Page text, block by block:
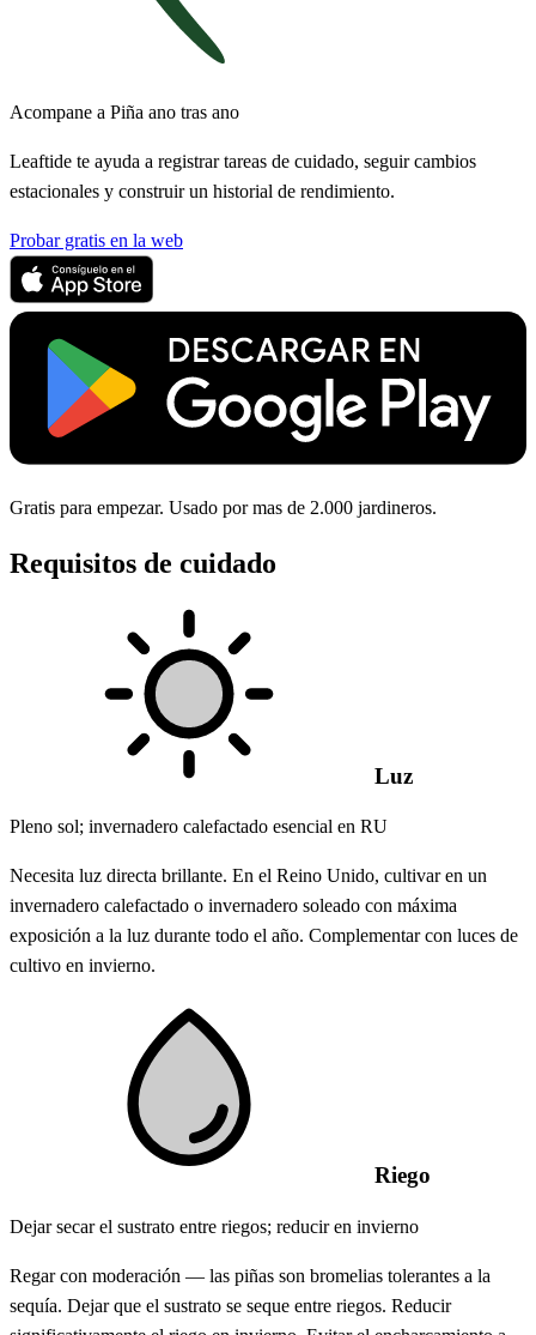
Acompane a Piña ano tras ano
Leaftide te ayuda a registrar tareas de cuidado, seguir cambios
estacionales y construir un historial de rendimiento.
Probar gratis en la web
Gratis para empezar. Usado por mas de 2.000 jardineros.
Requisitos de cuidado
Luz
Pleno sol; invernadero calefactado esencial en RU
Necesita luz directa brillante. En el Reino Unido, cultivar en un
invernadero calefactado o invernadero soleado con máxima
exposición a la luz durante todo el año. Complementar con luces de
cultivo en invierno.
Riego
Dejar secar el sustrato entre riegos; reducir en invierno
Regar con moderación — las piñas son bromelias tolerantes a la
sequía. Dejar que el sustrato se seque entre riegos. Reducir